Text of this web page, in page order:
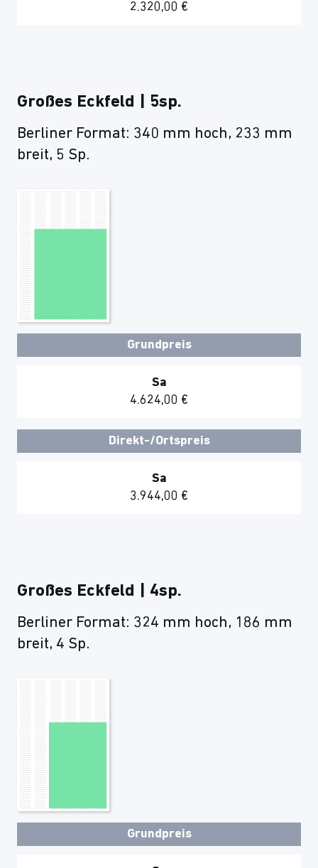
2.320,00 €
Großes Eckfeld | 5sp.
Berliner Format: 340 mm hoch, 233 mm
breit, 5 Sp.
Grundpreis
Sa
4.624,00 €
Direkt-/Ortspreis
Sa
3.944,00 €
Großes Eckfeld | 4sp.
Berliner Format: 324 mm hoch, 186 mm
breit, 4 Sp.
Grundpreis